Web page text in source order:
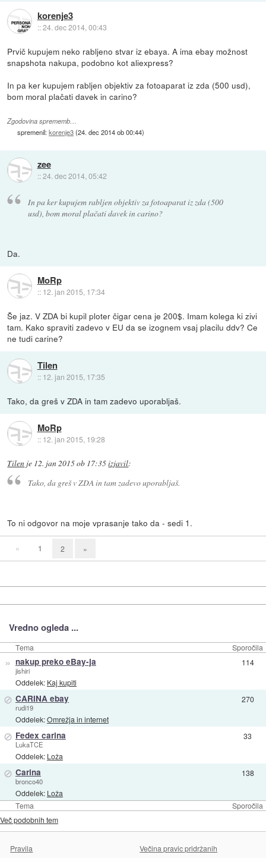
korenje3
::24. dec 2014, 00:43
Prvič kupujem neko rabljeno stvar iz ebaya. A ima ebay možnost
snapshota nakupa, podobno kot aliexpress?
In pa ker kupujem rabljen objektiv za fotoaparat iz zda (500 usd),
bom moral plačati davek in carino?
Zgodovina sprememb…
spremenil:korenje3(24. dec 2014 ob 00:44)
zee
::24. dec 2014, 05:42
In pa ker kupujem rabljen objektiv za fotoaparat iz zda (500
usd), bom moral plačati davek in carino?
Da.
MoRp
:: 12. jan 2015, 17:34
Še jaz. V ZDA bi kupil ploter čigar cena je 200$. Imam kolega ki zivi
tam. Kako spraviti zadevo v EU da se izognem vsaj placilu ddv? Ce
ne tudi carine?
Tilen
:: 12. jan 2015, 17:35
Tako, da greš v ZDA in tam zadevo uporabljaš.
MoRp
:: 12. jan 2015, 19:28
Tilen je 12. jan 2015 ob 17:35izjavil:
Tako, da greš v ZDA in tam zadevo uporabljaš.
To ni odgovor na moje vprasanje tako da - sedi 1.
« 1 2 »
Vredno ogleda ...
Tema Sporočila
Tema Sporočila
» nakup preko eBay-ja
jishiri
Oddelek: Kaj kupiti
114
⊘ CARINA ebay
rudi19
Oddelek:Omrežja in internet
270
⊘ Fedex carina
LukaTCE
Oddelek: Loža
33
⊘ Carina
bronco40
Oddelek: Loža
138
Več podobnih tem
Pravila Večina pravic pridržanih